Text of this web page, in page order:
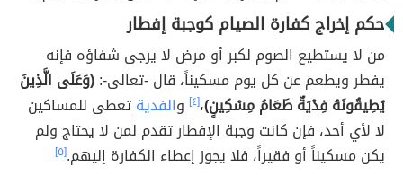
حكم إخراج كفارة الصيام كوجبة إفطار
من لا يستطيع الصوم لكبر أو مرض لا يرجى شفاؤه فإنه
يفطر ويطعم عن كل يوم مسكيناً، قال -تعالى-:(وَعَلَى الَّذِينَ
يُطِيقُونَهُ فِدْيَةٌ طَعَامُ مِسْكِينٍ)،[٤] والفديةتعطى للمساكين
لا لأي أحد، فإن كانت وجبة الإفطار تقدم لمن لا يحتاج ولم
يكن مسكيناً أو فقيراً، فلا يجوز إعطاء الكفارة إليهم.[٥]